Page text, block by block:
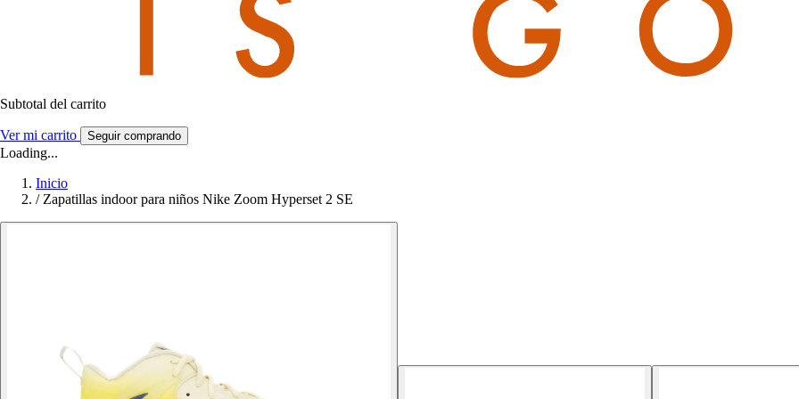
Subtotal del carrito
Ver mi carrito Seguir comprando
Loading...
Inicio
/ Zapatillas indoor para niños Nike Zoom Hyperset 2 SE